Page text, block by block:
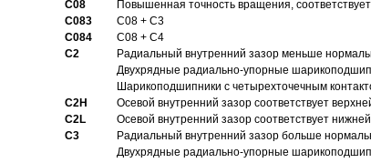
C08
Повышенная точность вращения, соответствует
C083
C08 + C3
C084
C08 + C4
C2
Pадиальный внутренний зазор меньше
Двухрядные радиально-упорные
Шарикоподшипники с четырехточечным
C2H
Осевой внутренний зазор соответствует
C2L
Осевой внутренний зазор соответствует
C3
Pадиальный внутренний зазор больше
Двухрядные радиально-упорные